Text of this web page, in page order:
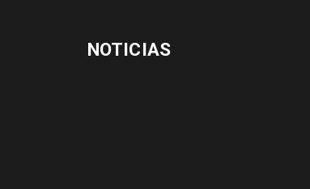
NOTICIAS